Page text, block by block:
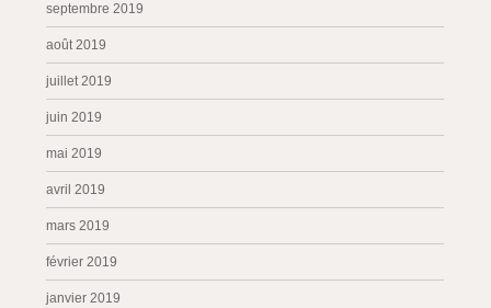
septembre 2019
août 2019
juillet 2019
juin 2019
mai 2019
avril 2019
mars 2019
février 2019
janvier 2019